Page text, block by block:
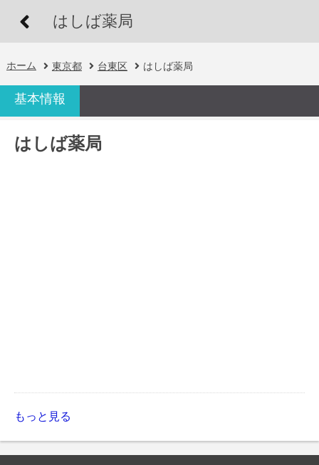
はしば薬局
ホーム 東京都 台東区 はしば薬局
基本情報
はしば薬局
もっと見る